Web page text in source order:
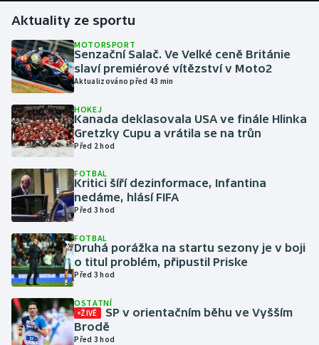
Golf
Gymnastika
Házená
Jezdectví
Judo
Krasobruslení
Lyže a snowboard
Moderní pětiboj
Motorsport
Aktuality ze sportu
MOTORSPORT
Senzační Salač. Ve Velké ceně Británie
slaví premiérové vítězství v Moto2
Aktualizováno před 43 min
HOKEJ
Kanada deklasovala USA ve finále Hlinka
Gretzky Cupu a vrátila se na trůn
Před 2 hod
FOTBAL
Kritici šíří dezinformace, Infantina
nedáme, hlásí FIFA
Před 3 hod
FOTBAL
Druhá porážka na startu sezony je v boji
o titul problém, připustil Priske
Před 3 hod
OSTATNÍ
ŽIVĚ
SP v orientačním běhu ve Vyšším
Brodě
Před 3 hod